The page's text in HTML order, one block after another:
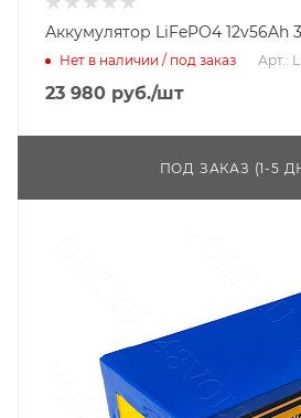
Аккумулятор LiFePO4 12v56Ah
Нет в наличии / под заказ Арт.:
23 980 руб./шт
ПОД ЗАКАЗ (1-5